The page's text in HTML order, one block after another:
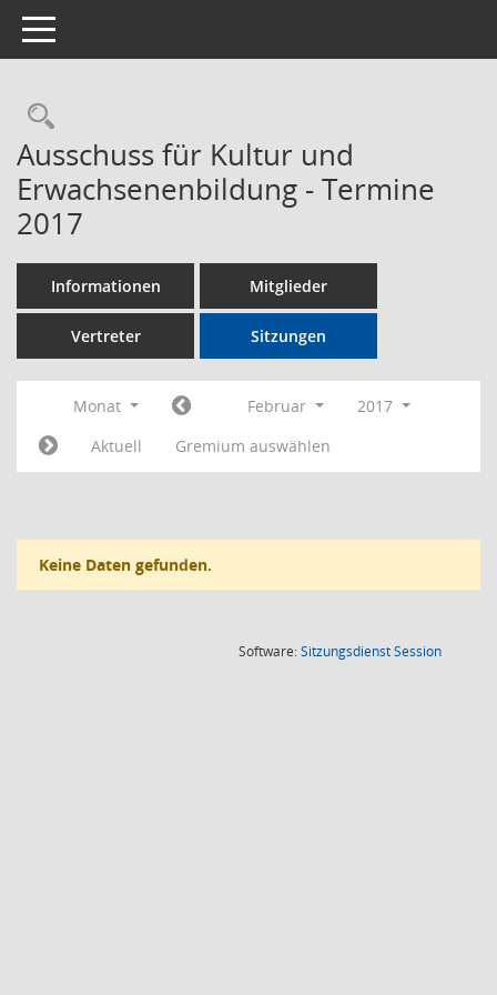
Toggle navigation
Rechercheauswahl
Ausschuss für Kultur und
Erwachsenenbildung - Termine
2017
Informationen Mitglieder
Vertreter Sitzungen
Monat Februar
2017
Aktuell
Gremium auswählen
Keine Daten gefunden.
Software:SitzungsdienstSession(Wird in